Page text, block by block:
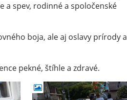
a spev, rodinné a spoločenské
boja, ale aj oslavy prírody a
pekné, štíhle a zdravé.